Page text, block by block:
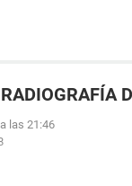
las 21:46